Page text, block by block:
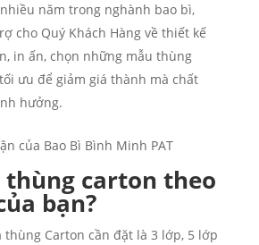
năm trong nghành bao bì,
cho Quý Khách Hàng về thiết kế
in ấn, chọn những mẫu thùng
ưu để giảm giá thành mà chất
hưởng.
thùng carton theo
bạn?
thùng Carton cần đặt là 3 lớp, 5 lớp